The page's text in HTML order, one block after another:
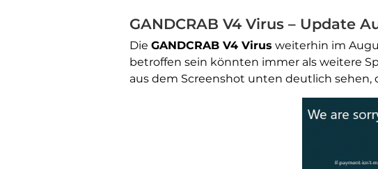
GANDCRAB V4 Virus – Update
Die GANDCRAB V4 Virus weiterhin im
betroffen sein könnten immer als weitere
aus dem Screenshot unten deutlich sehen,